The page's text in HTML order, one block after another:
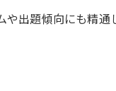
出題傾向にも精